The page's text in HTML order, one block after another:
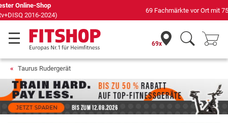
69 Fachmärkte vor Ort mit 75 eigenen Servicetechnikern
69x
Taurus Rudergerät